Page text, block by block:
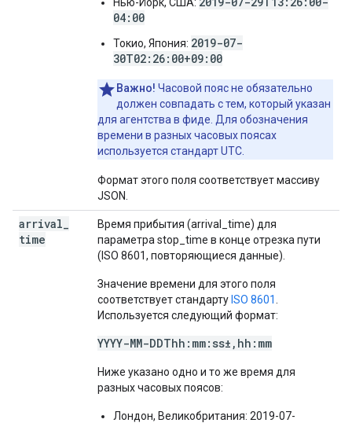
04:00
Токио, Япония: 2019-07-
30T02:26:00+09:00
Важно! Часовой пояс не обязательно
должен совпадать с тем, который указан
для агентства в фиде. Для обозначения
времени в разных часовых поясах
используется стандарт UTC.
Формат этого поля соответствует массиву
JSON.
arrival
time
Время прибытия (arrival_time) для
параметра stop_time в конце отрезка пути
(ISO 8601, повторяющиеся данные).
Значение времени для этого поля
соответствует стандарту ISO 8601
Используется следующий формат:
YYYY-MM-DDThh:mm:ss±,hh:mm
Ниже указано одно и то же время для
разных часовых поясов:
Лондон, Великобритания: 2019-07-